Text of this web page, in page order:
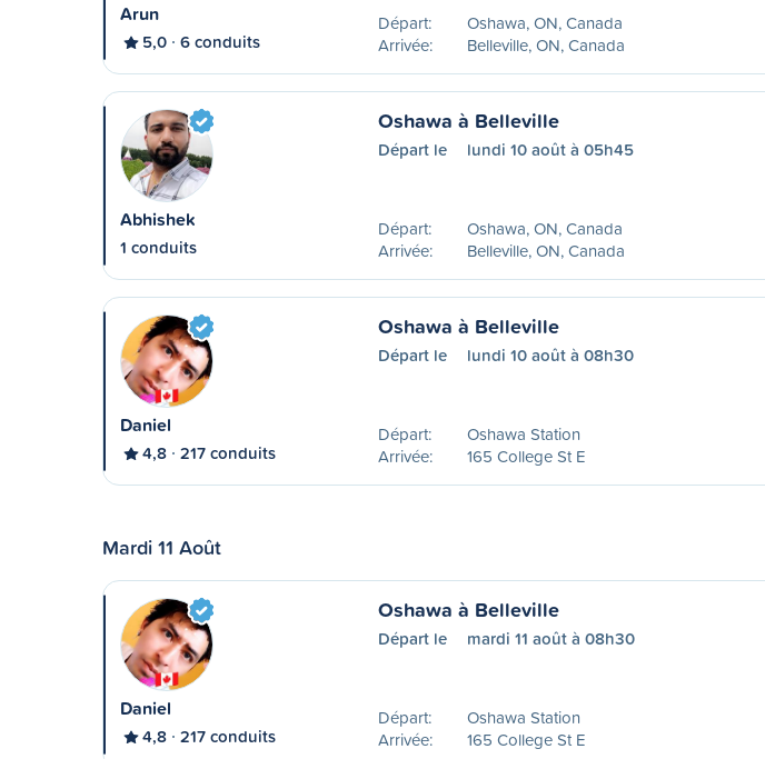
Arun
5,0 6 conduits
Départ:
Oshawa, ON, Canada
Arrivée:
Belleville, ON, Canada
Abhishek
1 conduits
Oshawa à Belleville
Départ le lundi 10 août à 05h45
Départ:
Oshawa, ON, Canada
Arrivée:
Belleville, ON, Canada
Daniel
4,8 217 conduits
Oshawa à Belleville
Départ le lundi 10 août à 08h30
Départ:
Oshawa Station
Arrivée:
165 College St E
Mardi 11 Août
Daniel
4,8 217 conduits
Oshawa à Belleville
Départ le mardi 11 août à 08h30
Départ:
Oshawa Station
Arrivée:
165 College St E